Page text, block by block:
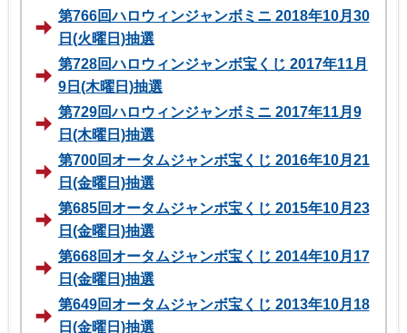
第766回ハロウィンジャンボミニ 2018年10月30
日(火曜日)抽選
第728回ハロウィンジャンボ宝くじ 2017年11月
9日(木曜日)抽選
第729回ハロウィンジャンボミニ 2017年11月9
日(木曜日)抽選
第700回オータムジャンボ宝くじ 2016年10月21
日(金曜日)抽選
第685回オータムジャンボ宝くじ 2015年10月23
日(金曜日)抽選
第668回オータムジャンボ宝くじ 2014年10月17
日(金曜日)抽選
第649回オータムジャンボ宝くじ 2013年10月18
日(金曜日)抽選